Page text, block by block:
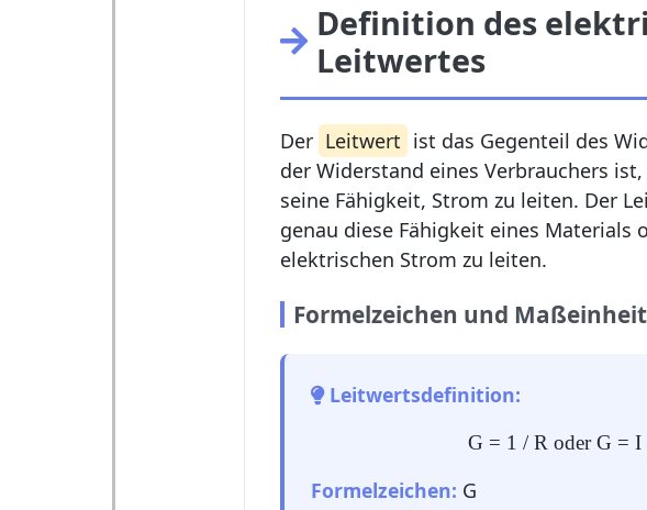
Definition des
Leitwertes
Der Leitwert ist das Gegenteil des
der Widerstand eines Verbrauchers
seine Fähigkeit, Strom zu leiten. Der
genau diese Fähigkeit eines Materials
elektrischen Strom zu leiten.
Formelzeichen und Maßeinheit
Leitwertsdefinition:
G = 1 / R oder G = I
Formelzeichen: G